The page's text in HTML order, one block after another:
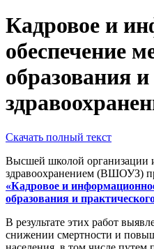
Кадровое и
обеспечение
образования
Скачать полный текст
Высшей школой организации
здравоохранением (ВШОУЗ)
«Кадровое и
образования и
В результате этих работ
снижении смертности и